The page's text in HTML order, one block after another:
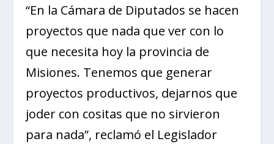
“En la Cámara de Diputados se hacen
proyectos que nada que ver con lo
que necesita hoy la provincia de
Misiones. Tenemos que generar
proyectos productivos, dejarnos que
joder con cositas que no sirvieron
para nada”, reclamó el Legislador